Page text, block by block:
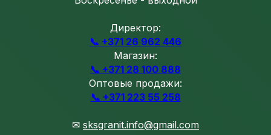
Директор:
📞 +371 26 962 446
Магазин:
📞 +371 28 100 888
Оптовые продажи:
📞 +371 223 55 258
✉ sksgranit.info@gmail.com